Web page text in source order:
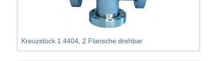
Kreuzstück 1.4404, 2 Flansche drehbar